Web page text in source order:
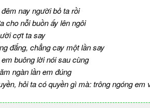
nay người bỏ ta rồi
cho nỗi buồn ấy lên ngôi
cợt ta say
đắng, chẳng cay một lần say
buông lời nói sau cùng
ngàn lần em đúng
hỏi ta có quyền gì mà: trông ngóng